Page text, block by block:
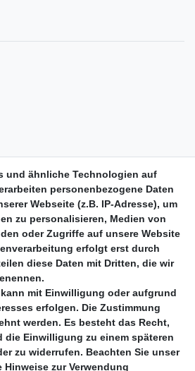
und ähnliche Technologien auf
personenbezogene Daten
Webseite (z.B. IP-Adresse), um
zu personalisieren, Medien von
oder Zugriffe auf unsere Website
erfolgt erst durch
diese Daten mit Dritten, die wir
mit Einwilligung oder aufgrund
erfolgen. Die Zustimmung
werden. Es besteht das Recht,
Einwilligung zu einem späteren
zu widerrufen. Beachten Sie unser
Hinweise zur Verwendung